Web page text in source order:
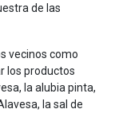
de las
vecinos como
los productos
la alubia pinta,
la sal de